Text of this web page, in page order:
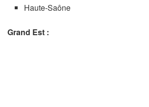
Haute-Saône
Grand Est :